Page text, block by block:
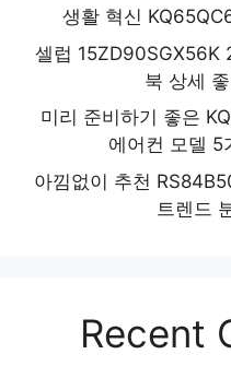
생활 혁신
셀럽 15ZD90SGX56K
북 상세
미리 준비하기 좋은
에어컨 모델 5
아낌없이 추천
트렌드
Recent